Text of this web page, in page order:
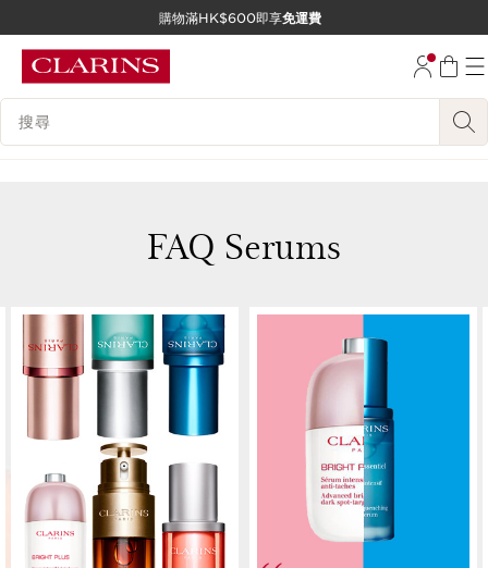
跳至內容
購物滿HK$600即享免運費
搜尋內容說明
FAQ Serums